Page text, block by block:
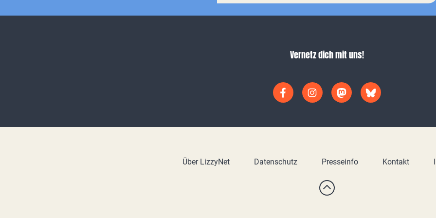
Vernetz dich mit uns!
Über LizzyNet Datenschutz Presseinfo Kontakt